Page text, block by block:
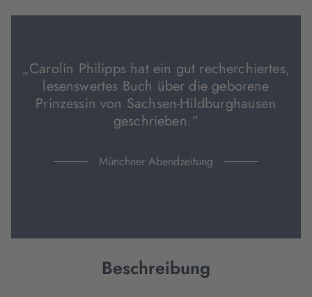
Tab
Tab
Tab
„Carolin Philipps hat ein gut recherchiertes,
lesenswertes Buch über die geborene
Prinzessin von Sachsen-Hildburghausen
geschrieben.“
Münchner Abendzeitung
Beschreibung